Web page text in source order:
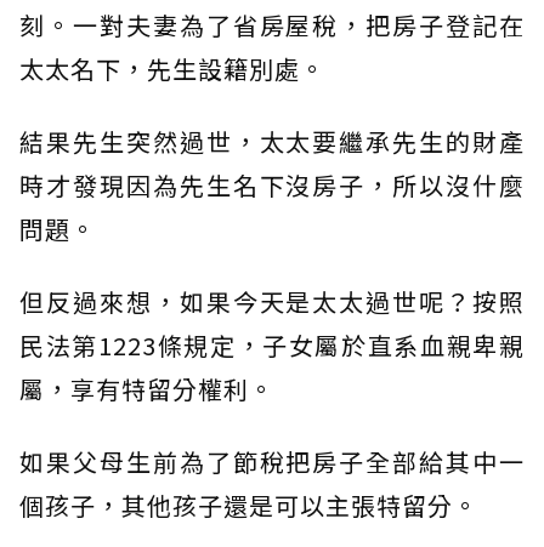
刻。一對夫妻為了省房屋稅，把房子登記在
太太名下，先生設籍別處。
結果先生突然過世，太太要繼承先生的財產
時才發現因為先生名下沒房子，所以沒什麼
問題。
但反過來想，如果今天是太太過世呢？按照
民法第1223條規定，子女屬於直系血親卑親
屬，享有特留分權利。
如果父母生前為了節稅把房子全部給其中一
個孩子，其他孩子還是可以主張特留分。